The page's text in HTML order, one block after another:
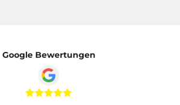
Google Bewertungen
